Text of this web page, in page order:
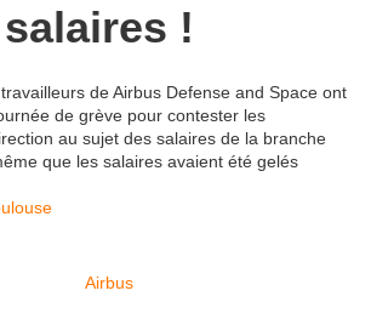
salaires !
de Airbus Defense and Space ont
de grève pour contester les
au sujet des salaires de la branche
que les salaires avaient été gelés